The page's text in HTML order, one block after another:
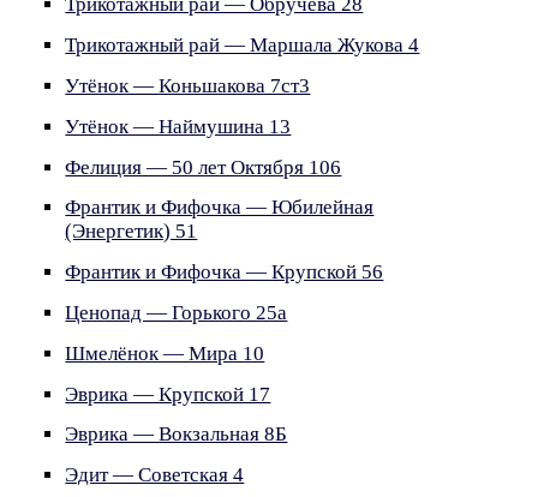
Трикотажный рай — Обручева 28
Трикотажный рай — Маршала Жукова 4
Утёнок — Коньшакова 7ст3
Утёнок — Наймушина 13
Фелиция — 50 лет Октября 106
Франтик и Фифочка — Юбилейная
(Энергетик) 51
Франтик и Фифочка — Крупской 56
Ценопад — Горького 25а
Шмелёнок — Мира 10
Эврика — Крупской 17
Эврика — Вокзальная 8Б
Эдит — Советская 4